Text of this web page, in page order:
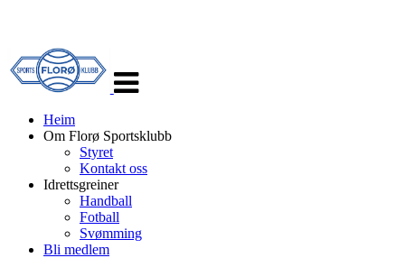
navigasjon
Heim
Om Florø Sportsklubb
Styret
Kontakt oss
Idrettsgreiner
Handball
Fotball
Svømming
Bli medlem